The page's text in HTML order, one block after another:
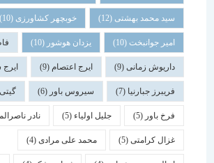
سید محمد بهشتی(12) خوبچهر کشاورزی(10)
امیر جوانبخت(10) یزدان هوشور(10) فاطمه
داریوش زمانی(9) ایرج اعتصام(9) ایرج شهروز
فریبرز جبارنیا(7) سیروس باور(6) گیتی اعتماد(6)
فرخ باور(5) جلیل اولیاء(5) نادر ناصرالمعمار (5)
غزال کرامتی(5) محمد علی مرادی(4)